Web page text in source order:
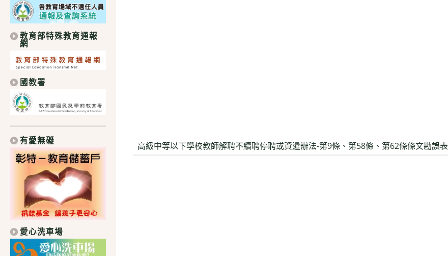
高級中等以下學校教師解聘不續聘停聘或資遣辦法-第9條、第58條、第62條條文勘誤表
教育部特殊教育通報
網
國教署
有愛無礙
愛心洗車場